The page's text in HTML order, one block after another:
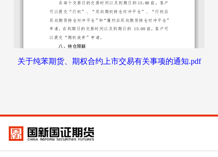
关于纯苯期货、期权合约上市交易有关事项的通知.pdf